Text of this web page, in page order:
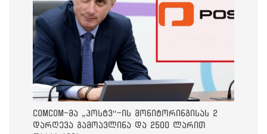
ComCom-მა „პოსტვ“-ის მონიტორინგისას 2
დარღევა გამოავლინა და 2500 ლარით